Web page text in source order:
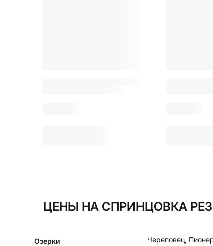
ЦЕНЫ НА СПРИНЦОВКА
Озерки Череповец,